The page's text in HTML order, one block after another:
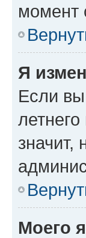
момент
Я
Если вы
значит,
Моего